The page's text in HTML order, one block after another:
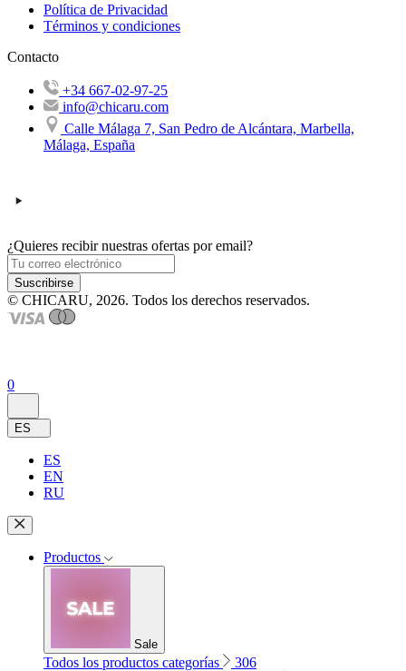
Política de Privacidad
Términos y condiciones
Contacto
+34 667-02-97-25
info@chicaru.com
Calle Málaga 7, San Pedro de Alcántara, Marbella,
Málaga, España
¿Quieres recibir nuestras ofertas por email?
Suscribirse
© CHICARU, 2026. Todos los derechos reservados.
0
ES
ES
EN
RU
Productos
Sale
Todos los productos categorías 306